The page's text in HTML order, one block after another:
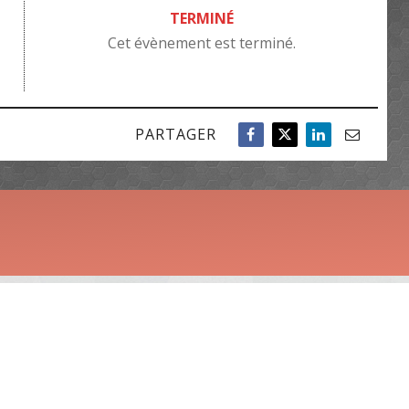
TERMINÉ
Cet évènement est terminé.
PARTAGER